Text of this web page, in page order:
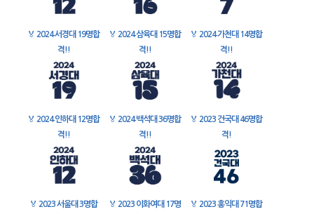
🏅 2024 서경대 19명합
격!!
🏅 2024 삼육대 15명합
격!!
🏅 2024 가천대 14명합
격!!
🏅 2024 인하대 12명합
격!!
🏅 2024 백석대 36명합
격!!
🏅 2023 건국대 46명합
격!
🏅 2023 서울대 3명합
🏅 2023 이화여대 17명
🏅 2023 홍익대 71명합